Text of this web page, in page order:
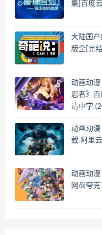
集]百度
大陆国
版全[完
动画动
忍者》
清中字
动画动
载.阿里
动画动
网盘夸